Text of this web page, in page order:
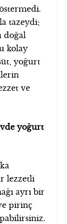
tazeydi;
doğal
kolay
yoğurt
ve
yoğurt
lezzetli
ayrı bir
pirinç